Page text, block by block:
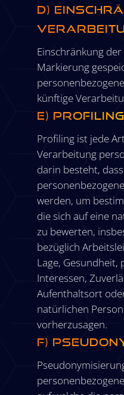
d)
Einschränkung
Markierung
künftige
e) Profiling
Profiling ist jede
Verarbeitung
darin besteht,
werden, um
die sich auf eine
zu bewerten,
bezüglich
Lage, Gesundheit,
Interessen,
Aufenthaltsort
natürlichen
vorherzusagen.
f)